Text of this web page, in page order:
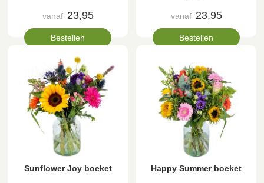
vanaf 23,95
Bestellen
vanaf 23,95
Bestellen
Sunflower Joy boeket Happy Summer boeket